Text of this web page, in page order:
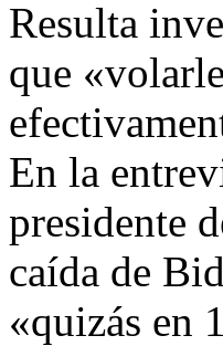
Resulta
que
En la
presidente
caída de
«quizás en